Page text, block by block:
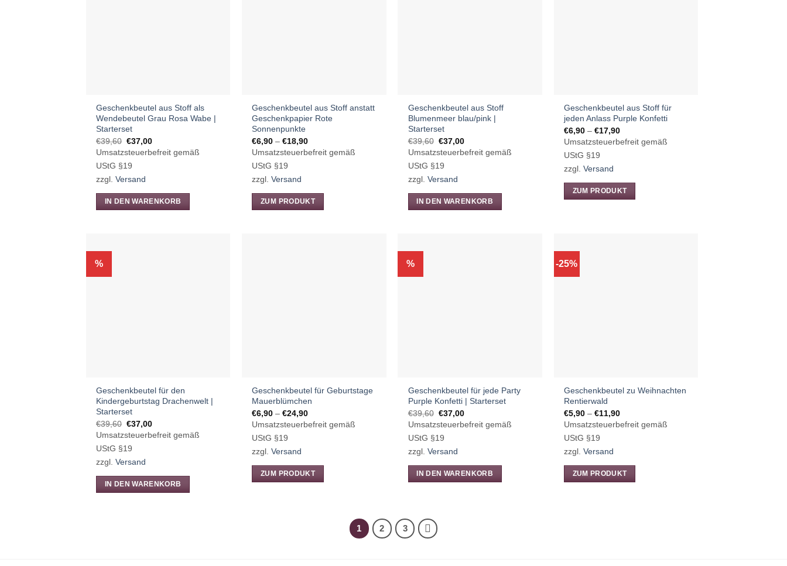
werden
Geschenkbeutel aus Stoff als
Wendebeutel Grau Rosa Wabe |
Starterset
€39,60 Ursprünglicher
Preis
war:
€39,60
€37,00Aktueller
Preis
ist:
Umsatzsteuerbefreit gemäß
UStG §19
zzgl.Versand
IN DEN WARENKORB
Geschenkbeutel aus Stoff anstatt
Geschenkpapier Rote
Sonnenpunkte
€6,90 –€18,90Preisspanne:
€6,90
bis
Umsatzsteuerbefreit gemäß
UStG §19
zzgl.Versand
ZUM PRODUKT
werden
Geschenkbeutel aus Stoff
Blumenmeer blau/pink |
Starterset
€39,60 Ursprünglicher
Preis
war:
€39,60
€37,00Aktueller
Preis
ist:
Umsatzsteuerbefreit gemäß
UStG §19
zzgl. Versand
IN DEN WARENKORB
Geschenkbeutel aus Stoff für
jeden Anlass Purple Konfetti
€6,90 – €17,90Preisspanne:
€6,90
bis
Umsatzsteuerbefreit gemäß
UStG §19
zzgl. Versand
ZUM PRODUKT
Varianten
%
Geschenkbeutel für den
Kindergeburtstag Drachenwelt |
Starterset
€39,60 Ursprünglicher
Preis
war:
€39,60
€37,00Aktueller
Preis
ist:
Umsatzsteuerbefreit gemäß
UStG §19
zzgl.Versand
IN DEN WARENKORB
Geschenkbeutel für Geburtstage
Mauerblümchen
€6,90 –€24,90Preisspanne:
€6,90
bis
Umsatzsteuerbefreit gemäß
UStG §19
zzgl.Versand
ZUM PRODUKT
%
Geschenkbeutel für jede Party
Purple Konfetti | Starterset
€39,60 Ursprünglicher
Preis
war:
€39,60
€37,00Aktueller
Preis
ist:
Umsatzsteuerbefreit gemäß
UStG §19
zzgl. Versand
IN DEN WARENKORB
-25%
Geschenkbeutel zu Weihnachten
Rentierwald
€5,90 – €11,90Preisspanne:
€5,90
bis
Umsatzsteuerbefreit gemäß
UStG §19
zzgl. Versand
ZUM PRODUKT
1 2 3